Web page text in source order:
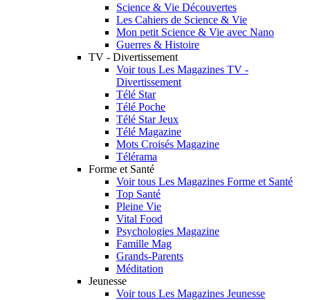
Science & Vie Découvertes
Les Cahiers de Science & Vie
Mon petit Science & Vie avec Nano
Guerres & Histoire
TV - Divertissement
Voir tous Les Magazines TV -
Divertissement
Télé Star
Télé Poche
Télé Star Jeux
Télé Magazine
Mots Croisés Magazine
Télérama
Forme et Santé
Voir tous Les Magazines Forme et Santé
Top Santé
Pleine Vie
Vital Food
Psychologies Magazine
Famille Mag
Grands-Parents
Méditation
Jeunesse
Voir tous Les Magazines Jeunesse